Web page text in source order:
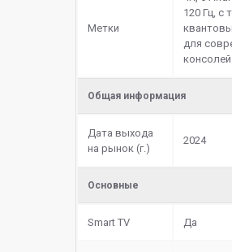
Метки
120 Гц, с
для
консолей
Общая информация
Дата выхода
на рынок (г.)
2024
Основные
Smart TV Да